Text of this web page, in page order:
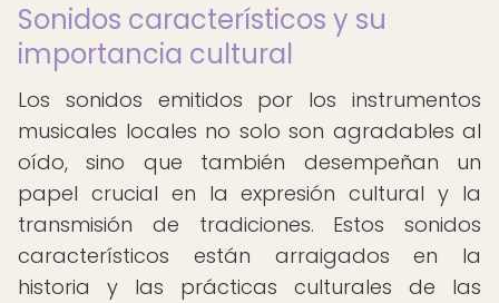
Sonidos característicos y su
importancia cultural
Los sonidos emitidos por los instrumentos
musicales locales no solo son agradables al
oído, sino que también desempeñan un
papel crucial en la expresión cultural y la
transmisión de tradiciones. Estos sonidos
característicos están arraigados en la
historia y las prácticas culturales de las